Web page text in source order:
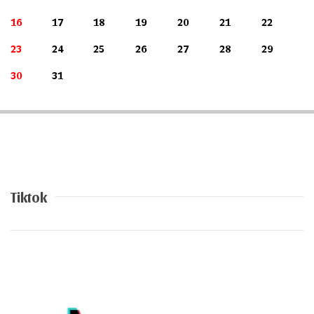
16 17 18 19 20 21 22
23 24 25 26 27 28 29
30 31
Tiktok